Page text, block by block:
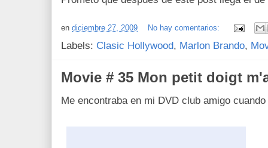
en diciembre 27, 2009 No hay comentarios:
Labels: Clasic Hollywood, Marlon Brando,
Movie # 35 Mon petit doigt
Me encontraba en mi DVD club amigo